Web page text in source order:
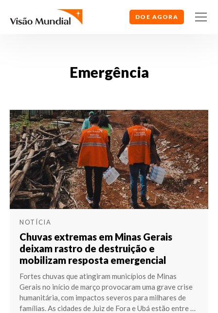
DOE AGORA
Emergência
NOTÍCIA
Chuvas extremas em Minas Gerais
deixam rastro de destruição e
mobilizam resposta emergencial
Fortes chuvas que atingiram municípios de Minas
Gerais no início de março provocaram uma grave crise
humanitária, com impactos severos para milhares de
famílias. As cidades de Juiz de Fora e Ubá estão entre…